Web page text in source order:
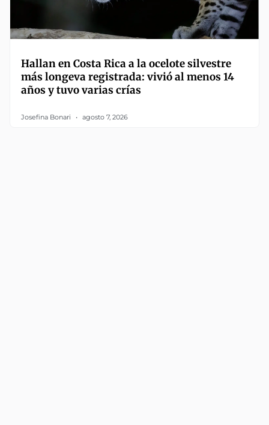
Hallan en Costa Rica a la ocelote silvestre
más longeva registrada: vivió al menos 14
años y tuvo varias crías
Josefina Bonari agosto 7, 2026